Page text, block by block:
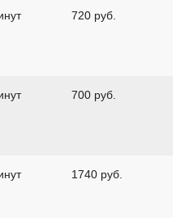
720 руб.
700 руб.
1740 руб.